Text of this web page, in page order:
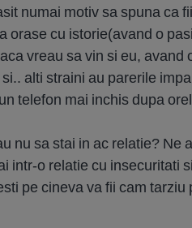
numai motiv sa spuna ca
orase cu istorie(avand o
vreau sa vin si eu, avand
alti straini au parerile
telefon mai inchis dupa
nu sa stai in ac relatie? Ne
intr-o relatie cu insecuritati
pe cineva va fii cam tarziu